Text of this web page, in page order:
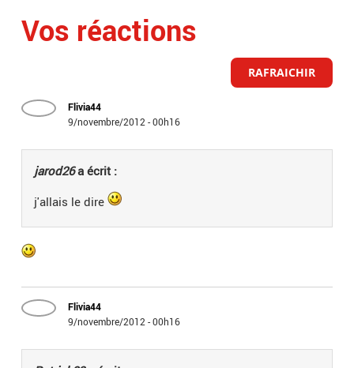
Vos réactions
RAFRAICHIR
Flivia44
9/novembre/2012 - 00h16
jarod26a écrit :
j'allais le dire
Flivia44
9/novembre/2012 - 00h16